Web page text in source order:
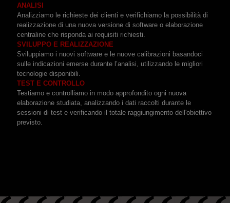
ANALISI
Analizziamo le richieste dei clienti e verifichiamo la possibilità di
realizzazione di una nuova versione di software o elaborazione
centraline che risponda ai requisiti richiesti.
SVILUPPO E REALIZZAZIONE
Sviluppiamo i nuovi software e le nuove calibrazioni basandoci
sulle indicazioni emerse durante l’analisi, utilizzando le migliori
tecnologie disponibili.
TEST E CONTROLLO
Testiamo e controlliamo in modo approfondito ogni nuova
elaborazione studiata, analizzando i dati raccolti durante le
sessioni di test e verificando il totale raggiungimento dell'obiettivo
previsto.